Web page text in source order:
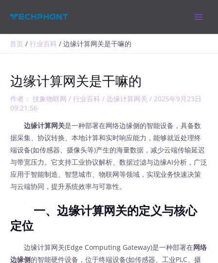
首页 行业百科 边缘计算网关是干嘛的
边缘计算网关是干嘛的
作者： 技象物联网/行业百科 /边缘计算网关 /2025年9月23日
09:21:56
边缘计算网关是一种部署在网络边缘侧的智能设备，具备数
据采集、协议转换、本地计算和实时响应能力，能够就近处理终
端设备(如传感器、摄像头等)产生的海量数据，减少云端传输延迟
与带宽压力。它支持工业协议解析、数据过滤与边缘AI分析，广泛
应用于智能制造、智慧城市、物联网等领域，实现业务快速决策
与云端协同，提升系统效率与可靠性。
一、边缘计算网关的定义与核心
定位
边缘计算网关(Edge Computing Gateway)是一种部署在网络
边缘侧的智能硬件设备，位于终端设备(如传感器、工业PLC、摄